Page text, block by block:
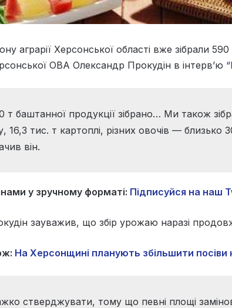
аграрії Херсонської області вже зібрали
ОВА Олександр Прокудін в інтерв’ю
т баштанної продукції зібрано… Ми також
16,3 тис. т картоплі, різних овочів — близько
він.
у зручному форматі: Підписуйся на наш
зауважив, що збір урожаю наразі
На Херсонщині планують збільшити посіви
стверджувати, тому що певні площі